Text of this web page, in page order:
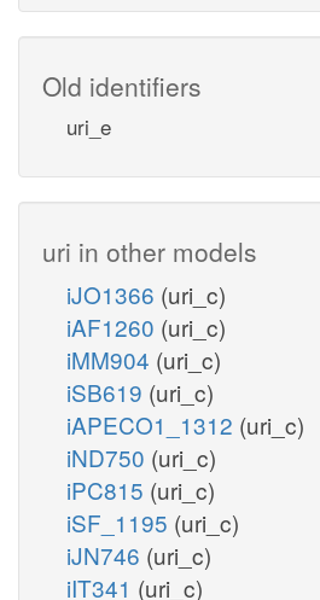
Old identifiers
uri_e
uri in other models
iJO1366 (uri_c)
iAF1260 (uri_c)
iMM904 (uri_c)
iSB619 (uri_c)
iAPECO1_1312 (uri_c)
iND750 (uri_c)
iPC815 (uri_c)
iSF_1195 (uri_c)
iJN746 (uri_c)
iIT341 (uri_c)